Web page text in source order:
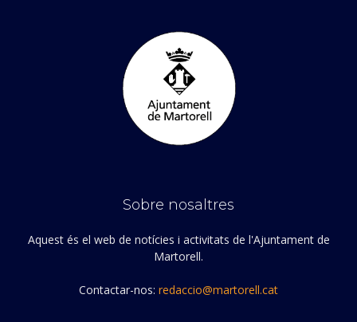
Sobre nosaltres
Aquest és el web de notícies i activitats de l'Ajuntament de
Martorell.
Contactar-nos: redaccio@martorell.cat